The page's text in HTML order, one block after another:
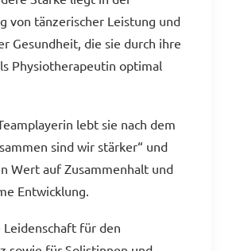
von tänzerischer Leistung und
Gesundheit, die sie durch ihre
Physiotherapeutin optimal
lebt sie nach dem
sind wir stärker“ und
Wert auf Zusammenhalt und
Entwicklung.
Leidenschaft für den